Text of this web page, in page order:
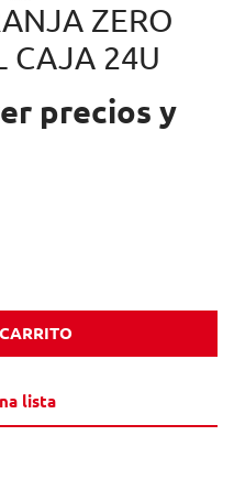
ZERO
CAJA 24U
precios y
lista